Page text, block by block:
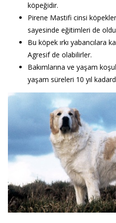
köpeğidir.
Pirene Mastifi cinsi
sayesinde eğitimleri de
Bu köpek ırkı yabancılara
Agresif de olabilirler.
Bakımlarına ve yaşam
yaşam süreleri 10 yıl